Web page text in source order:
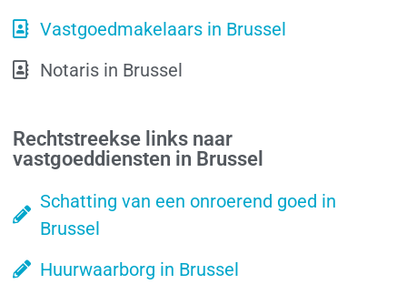
Vastgoedmakelaars in Brussel
Notaris in Brussel
Rechtstreekse links naar
vastgoeddiensten in Brussel
Schatting van een onroerend goed in
Brussel
Huurwaarborg in Brussel